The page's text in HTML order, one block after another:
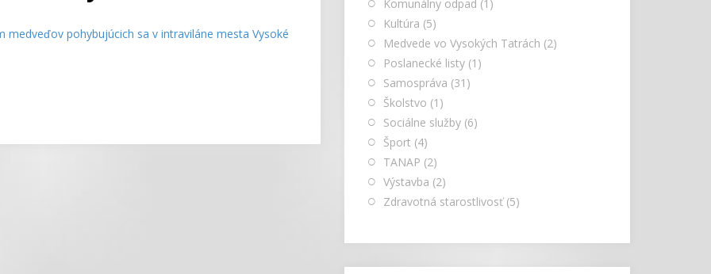
pohybujúcich sa v intraviláne mesta Vysoké
Komunálny odpad (1)
Kultúra (5)
Medvede vo Vysokých Tatrách (2)
Poslanecké listy (1)
Samospráva (31)
Školstvo (1)
Sociálne služby (6)
Šport (4)
TANAP (2)
Výstavba (2)
Zdravotná starostlivosť(5)